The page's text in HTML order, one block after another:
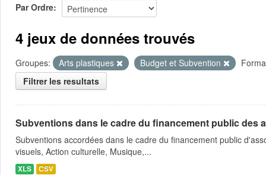
À propos
Par Ordre
4 jeux de données trouvés
Groupes: Arts plastiques Budget et Subvention
Filtrer les resultats
Subventions dans le cadre du financement public des
Subventions accordées dans le cadre du financement public
visuels, Action culturelle, Musique,...
XLS CSV